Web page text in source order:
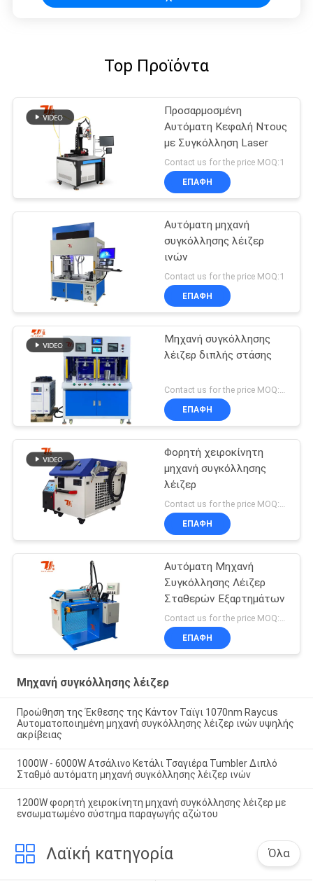
Top Προϊόντα
Προσαρμοσμένη
Αυτόματη Κεφαλή Ντους
με Συγκόλληση Laser
Contact us for the price MOQ:1
ΕΠΑΦΉ
Αυτόματη μηχανή
συγκόλλησης λέιζερ
ινών
Contact us for the price MOQ:1
ΕΠΑΦΉ
Μηχανή συγκόλλησης
λέιζερ διπλής στάσης
Contact us for the price MOQ:1 σετ
ΕΠΑΦΉ
Φορητή χειροκίνητη
μηχανή συγκόλλησης
λέιζερ
Contact us for the price MOQ:1 σετ
ΕΠΑΦΉ
Αυτόματη Μηχανή
Συγκόλλησης Λέιζερ
Σταθερών Εξαρτημάτων
ΕΠΑΦΉ
Μηχανή συγκόλλησης λέιζερ
Προώθηση της Έκθεσης της Κάντον Ταϊγι 1070nm Raycus
Αυτοματοποιημένη μηχανή συγκόλλησης λέιζερ ινών υψηλής
ακρίβειας
1000W - 6000W Ατσάλινο Κετάλι Τσαγιέρα Tumbler Διπλό
Σταθμό αυτόματη μηχανή συγκόλλησης λέιζερ ινών
1200W φορητή χειροκίνητη μηχανή συγκόλλησης λέιζερ με
ενσωματωμένο σύστημα παραγωγής αζώτου
Λαϊκή κατηγορία Όλα